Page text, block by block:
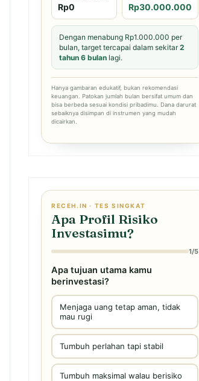
Rp0 Rp30.000.000
Dengan menabung Rp1.000.000 per
bulan, target tercapai dalam sekitar2
tahun 6 bulan lagi.
Hanya gambaran edukatif, bukan rekomendasi
keuangan. Patokan jumlah bulan bersifat umum dan
bisa berbeda sesuai kondisi pribadimu. Dana darurat
sebaiknya disimpan di instrumen yang mudah
dicairkan.
RECEH.IN · TES SINGKAT
Apa Profil Risiko
Investasimu?
1/5
Apa tujuan utama kamu
berinvestasi?
Menjaga uang tetap aman, tidak
mau rugi
Tumbuh perlahan tapi stabil
Tumbuh maksimal walau berisiko